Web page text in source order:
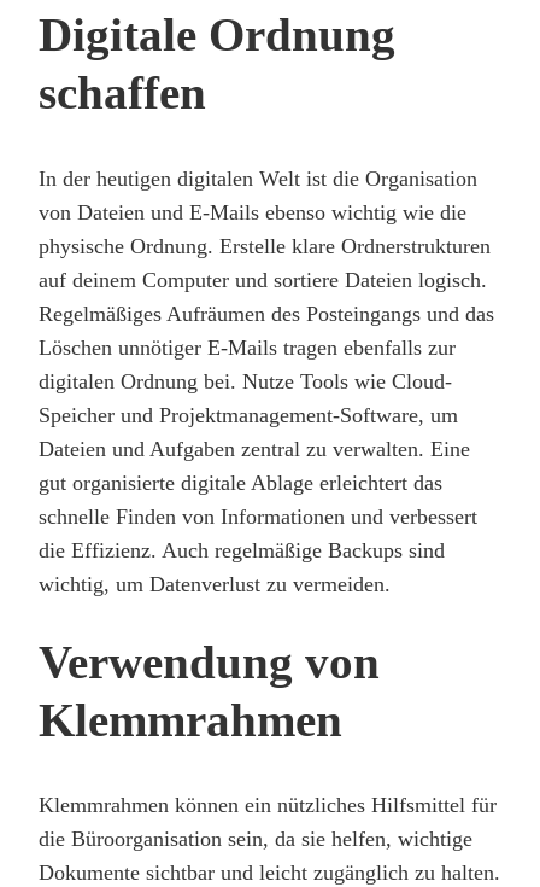
Digitale Ordnung
schaffen
In der heutigen digitalen Welt ist die Organisation
von Dateien und E-Mails ebenso wichtig wie die
physische Ordnung. Erstelle klare Ordnerstrukturen
auf deinem Computer und sortiere Dateien logisch.
Regelmäßiges Aufräumen des Posteingangs und das
Löschen unnötiger E-Mails tragen ebenfalls zur
digitalen Ordnung bei. Nutze Tools wie Cloud-
Speicher und Projektmanagement-Software, um
Dateien und Aufgaben zentral zu verwalten. Eine
gut organisierte digitale Ablage erleichtert das
schnelle Finden von Informationen und verbessert
die Effizienz. Auch regelmäßige Backups sind
wichtig, um Datenverlust zu vermeiden.
Verwendung von
Klemmrahmen
Klemmrahmen können ein nützliches Hilfsmittel für
die Büroorganisation sein, da sie helfen, wichtige
Dokumente sichtbar und leicht zugänglich zu halten.